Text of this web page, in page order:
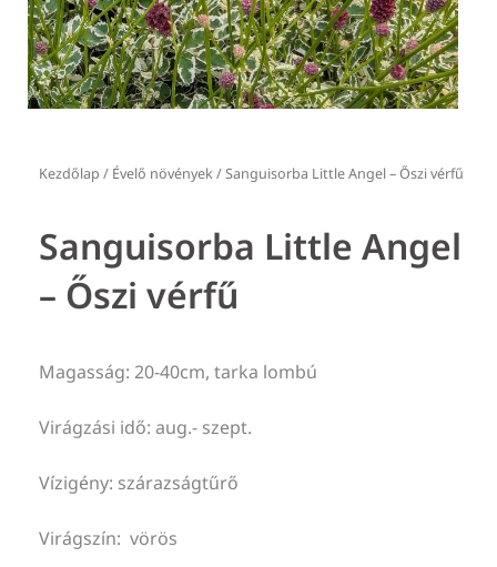
Kezdőlap / Évelő növények/ Sanguisorba Little Angel – Őszi vérfű
Sanguisorba Little Angel
– Őszi vérfű
Magasság: 20-40cm, tarka lombú
Virágzási idő: aug.- szept.
Vízigény: szárazságtűrő
Virágszín: vörös